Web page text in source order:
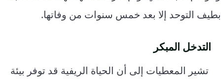
بطيف التوحد إلا بعد خمس سنوات من وفاتها.
التدخل المبكر
تشير المعطيات إلى أن الحياة الريفية قد توفر بيئة